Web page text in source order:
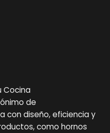
Cocina
de
con diseño, eficiencia y
como hornos